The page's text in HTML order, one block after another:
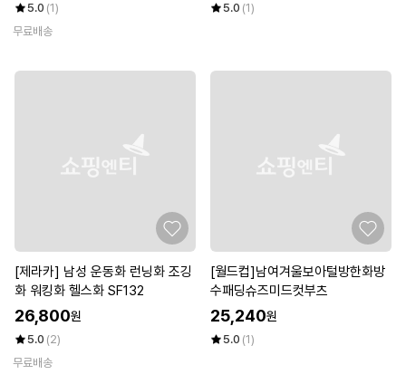
5.0 (1)
무료배송
5.0 (1)
[제라카] 남성 운동화 런닝화 조깅
화 워킹화 헬스화 SF132
26,800원
5.0 (2)
무료배송
[월드컵]남여겨울보아털방한화방
수패딩슈즈미드컷부츠
25,240원
5.0 (1)